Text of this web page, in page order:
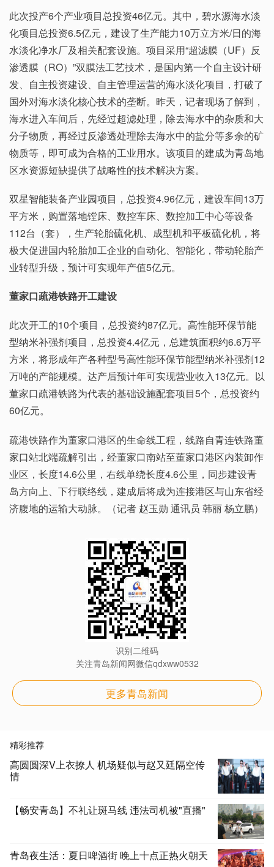
此次投产6个产业项目总投资46亿元。其中，碧水源海水淡
化项目总投资6.5亿元，建设了生产能力10万立方米/日的海
水淡化净水厂及相关配套设施。项目采用“超滤膜（UF）反
渗透膜（RO）”双膜法工艺技术，是国内第一个自主设计研
发、自主投资建设、自主管理运营的海水淡化项目，打破了
国外对海水淡化核心技术的垄断。昨天，记者现场了解到，
海水进入车间后，先经过超滤处理，除去海水中的杂质和大
分子物质，再经过反渗透处理除去海水中的盐分等多余的矿
物质等，即可成为合格的工业用水。该项目的建成为青岛地
区水资源短缺提供了战略性的技术解决方案。
双星智能装备产业园项目，总投资4.96亿元，建设车间13万
平方米，购置落地镗床、数控车床、数控加工中心等设备
112台（套），生产轮胎硫化机、成型机和平板硫化机，将
极大促进国内轮胎加工企业的自动化、智能化，带动轮胎产
业转型升级，预计可实现年产值5亿元。
董家口疏港铁路开工建设
此次开工的10个项目，总投资约87亿元。高性能环保节能
型纳米补强剂项目，总投资4.4亿元，总建筑面积约6.6万平
方米，将形成年产各种型号高性能环保节能型纳米补强剂12
万吨的产能规模。达产后预计年可实现营业收入13亿元。以
董家口疏港铁路为代表的基础设施配套项目5个，总投资约
60亿元。
疏港铁路作为董家口港区的生命线工程，线路自青连铁路董
家口站北端疏解引出，经董家口南站至董家口港区内装卸作
业区，长度14.6公里，右线单绕长度4.6公里，同步建设青
岛方向上、下行联络线，建成后将成为连接港区与山东省经
济腹地的运输大动脉。（记者 赵玉勋 通讯员 韩丽 杨立鹏）
识别二维码
关注青岛新闻网微信qdxww0532
更多青岛新闻
精彩推荐
高圆圆深V上衣撩人 机场疑似与赵又廷隔空传
情
【畅安青岛】不礼让斑马线 违法司机被"直播"
青岛夜生活：夏日啤酒街 晚上十点正热火朝天